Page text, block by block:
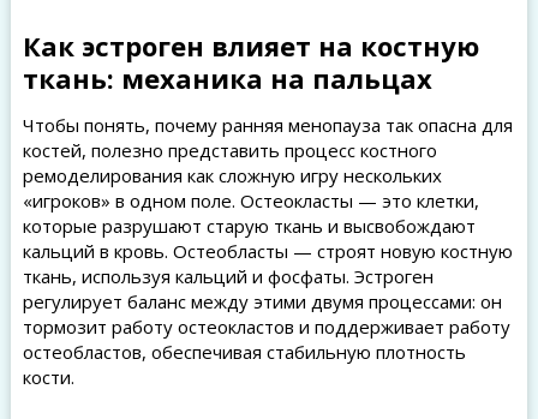
Как эстроген влияет на костную
ткань: механика на пальцах
Чтобы понять, почему ранняя менопауза так опасна для
костей, полезно представить процесс костного
ремоделирования как сложную игру нескольких
«игроков» в одном поле. Остеокласты — это клетки,
которые разрушают старую ткань и высвобождают
кальций в кровь. Остеобласты — строят новую костную
ткань, используя кальций и фосфаты. Эстроген
регулирует баланс между этими двумя процессами: он
тормозит работу остеокластов и поддерживает работу
остеобластов, обеспечивая стабильную плотность
кости.